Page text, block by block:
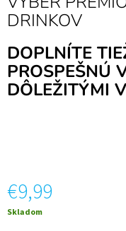
DRINKOV
DOPLNÍTE
PROSPEŠNÚ
DÔLEŽITÝMI
€9,99
Jednotková
Skladom
M
E
60
ROKOV
ZLATÉ
ŠUMIVÉ